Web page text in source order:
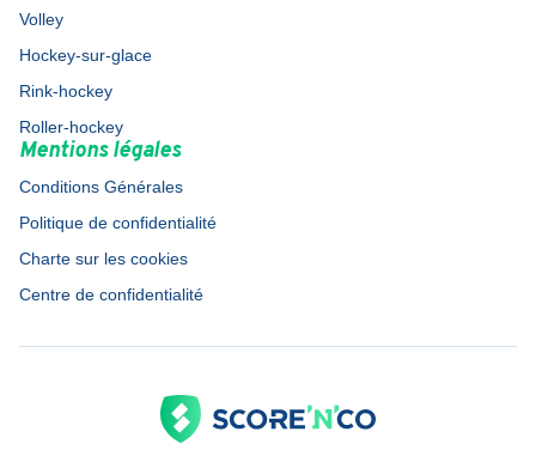
Volley
Hockey-sur-glace
Rink-hockey
Roller-hockey
Mentions légales
Conditions Générales
Politique de confidentialité
Charte sur les cookies
Centre de confidentialité